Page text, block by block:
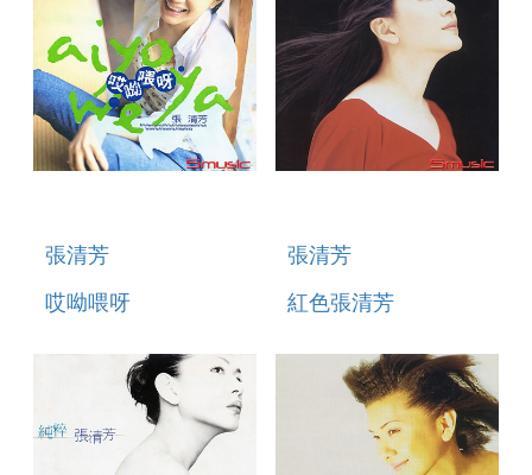
張清芳
哎呦喂呀
張清芳
紅色張清芳